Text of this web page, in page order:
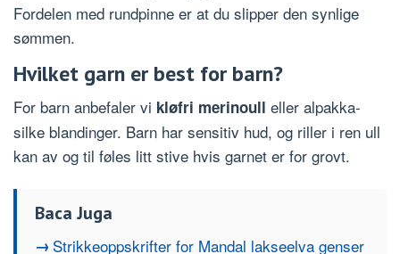
Fordelen med rundpinne er at du slipper den synlige
sømmen.
Hvilket garn er best for barn?
For barn anbefaler vi kløfri merinoull eller alpakka-
silke blandinger. Barn har sensitiv hud, og riller i ren ull
kan av og til føles litt stive hvis garnet er for grovt.
Baca Juga
Strikkeoppskrifter for Mandal lakseelva genser